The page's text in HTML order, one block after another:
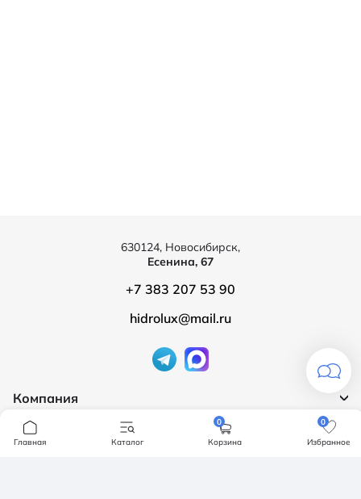
Компания
О компании
Продукция
630124, Новосибирск,
Есенина, 67
+7 383 207 53 90
hidrolux@mail.ru
Главная Каталог
0
Корзина
0
Избранное